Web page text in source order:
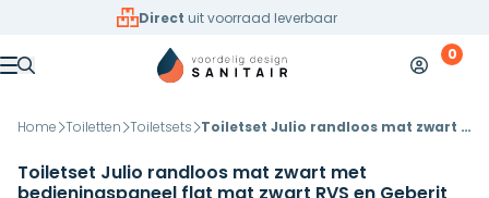
Overslaan naar inhoud
Direct uit voorraad leverbaar
Menu
Mijn 0
Home Toiletten Toiletsets Toiletset Julio randloos mat zwart met bedieningspaneel flat mat zwart RVS en Geberit Duofix WC-element (UP320)
Toiletset Julio randloos mat zwart met